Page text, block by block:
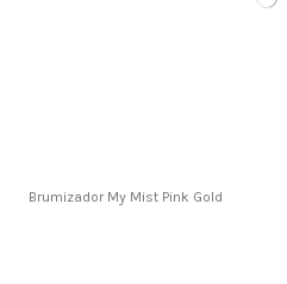
Brumizador My Mist Pink Gold